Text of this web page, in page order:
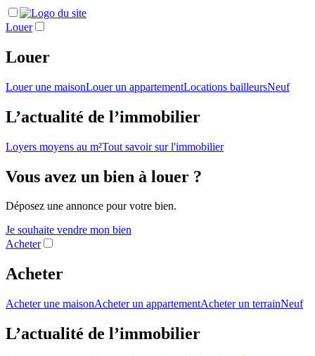
Louer
Louer
Louer une maisonLouer un appartementLocations bailleursNeuf
L’actualité de l’immobilier
Loyers moyens au m²Tout savoir sur l'immobilier
Vous avez un bien à louer ?
Déposez une annonce pour votre bien.
Je souhaite vendre mon bien
Acheter
Acheter
Acheter une maisonAcheter un appartementAcheter un terrainNeuf
L’actualité de l’immobilier